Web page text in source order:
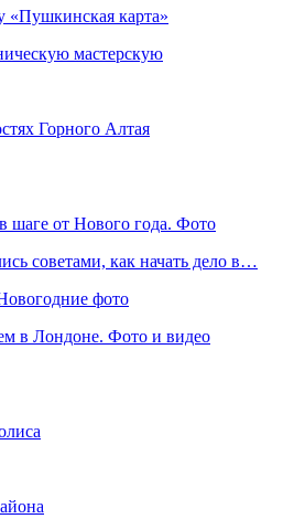
«Пушкинская карта»
мастерскую
Горного Алтая
шаге от Нового года. Фото
советами, как начать дело в…
фото
в Лондоне. Фото и видео